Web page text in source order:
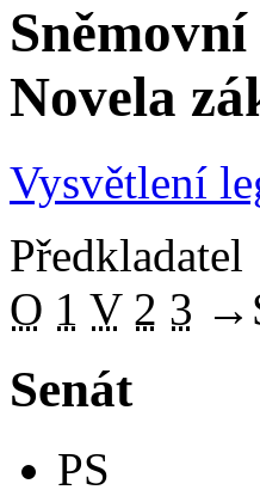
Novela
Vysvětlení
Předkladatel
O 1 V 2 3 →
Senát
PS